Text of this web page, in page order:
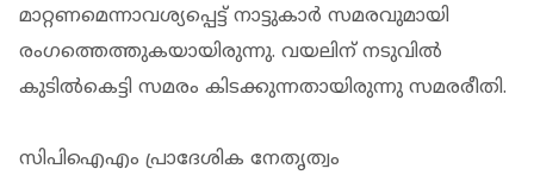
മാറ്റണമെന്നാവശ്യപ്പെട്ട് നാട്ടുകാര്‍ സമരവുമായി
രംഗത്തെത്തുകയായിരുന്നു. വയലിന് നടുവില്‍
കുടില്‍കെട്ടി സമരം കിടക്കുന്നതായിരുന്നു സമരരീതി.
സിപിഐഎം പ്രാദേശിക നേതൃത്വം